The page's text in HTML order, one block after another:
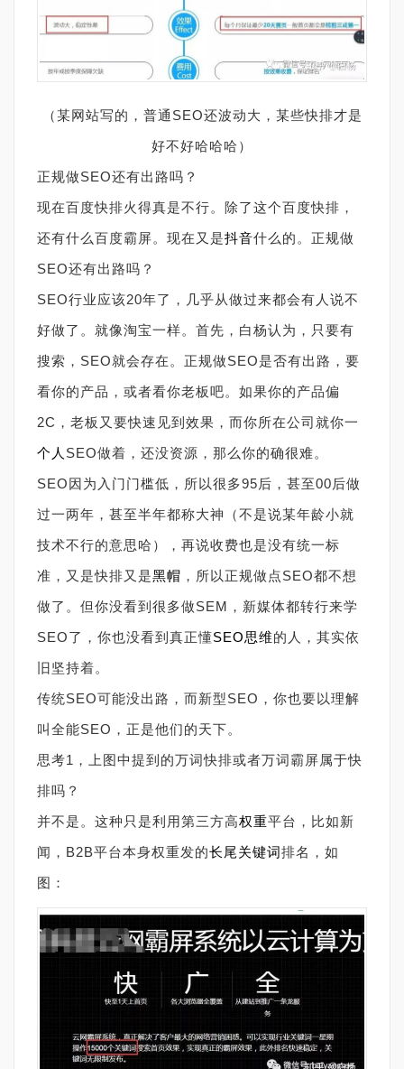
（某网站写的，普通SEO还波动大，某些快排才是
好不好哈哈哈）
正规做SEO还有出路吗？
现在百度快排火得真是不行。除了这个百度快排，
还有什么百度霸屏。现在又是抖音什么的。正规做
SEO还有出路吗？
SEO行业应该20年了，几乎从做过来都会有人说不
好做了。就像淘宝一样。首先，白杨认为，只要有
搜索，SEO就会存在。正规做SEO是否有出路，要
看你的产品，或者看你老板吧。如果你的产品偏
2C，老板又要快速见到效果，而你所在公司就你一
个人 SEO做着，还没资源，那么你的确很难。
SEO因为入门门槛低，所以很多95后，甚至00后做
过一两年，甚至半年都称大神（不是说某年龄小就
技术不行的意思哈），再说收费也是没有统一标
准，又是快排又是黑帽 ，所以正规做点SEO都不想
做了。但你没看到很多做SEM，新媒体都转行来学
SEO了，你也没看到真正懂SEO思维的人，其实依
旧坚持着。
传统SEO可能没出路，而新型SEO，你也要以理解
叫全能SEO，正是他们的天下。
思考1，上图中提到的万词快排或者万词霸屏属于快
排吗？
并不是。这种只是利用第三方高权重平台，比如新
闻，B2B平台本身权重发的长尾关键词排名，如
图：